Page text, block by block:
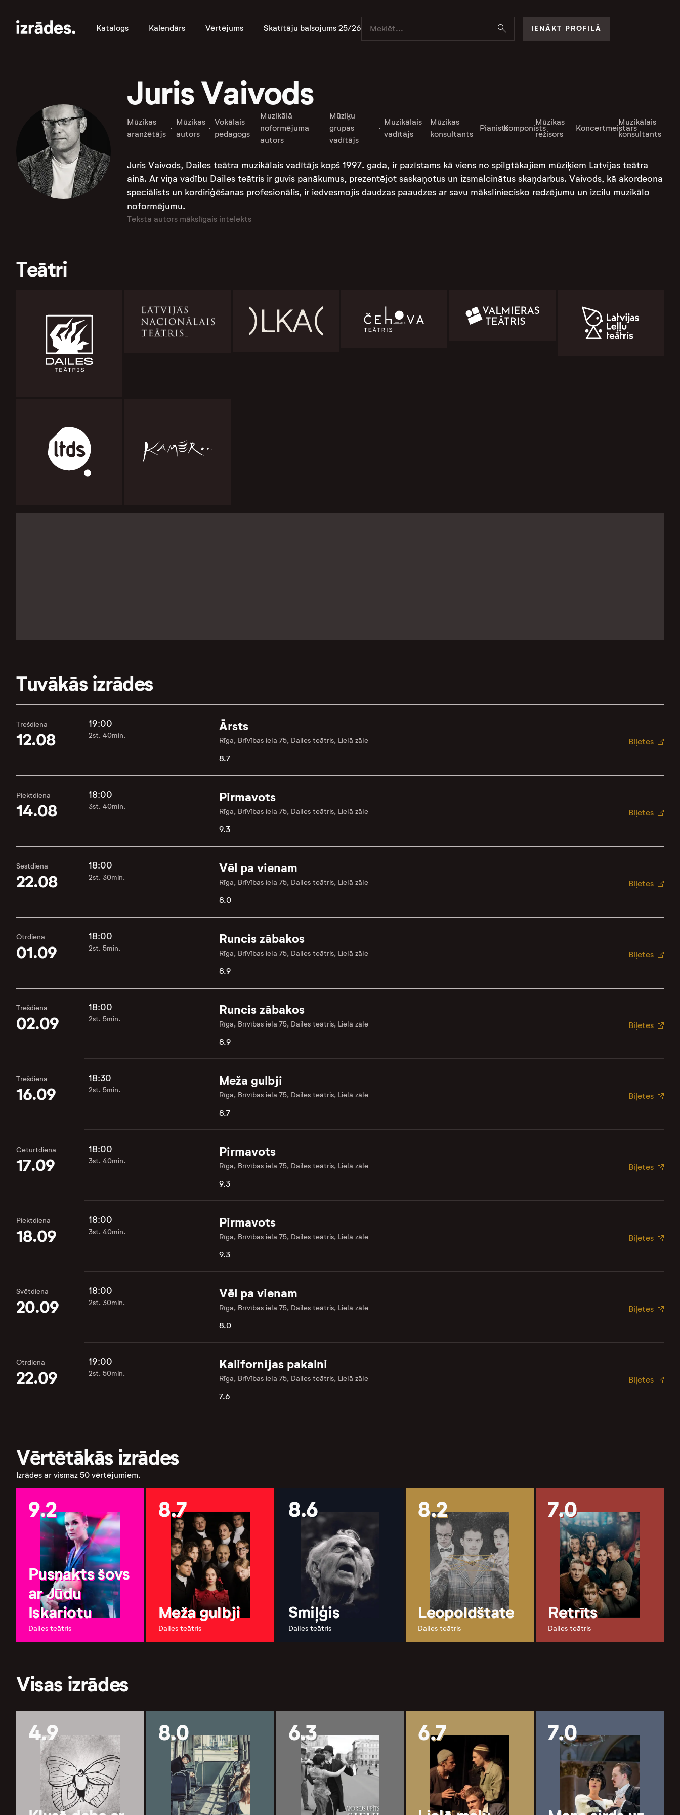
Katalogs Kalendārs Vērtējums Skatītāju balsojums 25/26 IENĀKT PROFILĀ
Juris Vaivods
Mūzikas
aranžētājs
Mūzikas
autors
Vokālais
pedagogs
Muzikālā
noformējuma
autors
Mūziķu
grupas
vadītājs
Muzikālais
vadītājs
Mūzikas
konsultants
PianistsKomponists
Mūzikas
režisors
Koncertmeistars
Muzikālais
konsultants
Juris Vaivods, Dailes teātra muzikālais vadītājs kopš 1997. gada, ir pazīstams kā viens no spilgtākajiem mūziķiem Latvijas teātra
ainā. Ar viņa vadību Dailes teātris ir guvis panākumus, prezentējot saskaņotus un izsmalcinātus skaņdarbus. Vaivods, kā akordeona
speciālists un kordiriģēšanas profesionālis, ir iedvesmojis daudzas paaudzes ar savu māksliniecisko redzējumu un izcilu muzikālo
noformējumu​​​​​​​​.
Teksta autors mākslīgais intelekts
Teātri
Tuvākās izrādes
Trešdiena
12.08
19:00
2st. 40min.
Ārsts
Rīga, Brīvības iela 75, Dailes teātris, Lielā zāle
8.7
Biļetes
Piektdiena
14.08
18:00
3st. 40min.
Pirmavots
Rīga, Brīvības iela 75, Dailes teātris, Lielā zāle
9.3
Biļetes
Sestdiena
22.08
18:00
2st. 30min.
Vēl pa vienam
Rīga, Brīvības iela 75, Dailes teātris, Lielā zāle
8.0
Biļetes
Otrdiena
01.09
18:00
2st. 5min.
Runcis zābakos
Rīga, Brīvības iela 75, Dailes teātris, Lielā zāle
8.9
Biļetes
Trešdiena
02.09
18:00
2st. 5min.
Runcis zābakos
Rīga, Brīvības iela 75, Dailes teātris, Lielā zāle
8.9
Biļetes
Trešdiena
16.09
18:30
2st. 5min.
Meža gulbji
Rīga, Brīvības iela 75, Dailes teātris, Lielā zāle
8.7
Biļetes
Ceturtdiena
17.09
18:00
3st. 40min.
Pirmavots
Rīga, Brīvības iela 75, Dailes teātris, Lielā zāle
9.3
Biļetes
Piektdiena
18.09
18:00
3st. 40min.
Pirmavots
Rīga, Brīvības iela 75, Dailes teātris, Lielā zāle
9.3
Biļetes
Svētdiena
20.09
18:00
2st. 30min.
Vēl pa vienam
Rīga, Brīvības iela 75, Dailes teātris, Lielā zāle
8.0
Biļetes
Otrdiena
22.09
19:00
2st. 50min.
Kalifornijas pakalni
Rīga, Brīvības iela 75, Dailes teātris, Lielā zāle
7.6
Biļetes
Vērtētākās izrādes
Izrādes ar vismaz 50 vērtējumiem.
9.2
Pusnakts šovs
ar Jūdu
Iskariotu
Dailes teātris
8.7
Meža gulbji
Dailes teātris
8.6
Smiļģis
Dailes teātris
8.2
Leopoldštate
Dailes teātris
7.0
Retrīts
Dailes teātris
Visas izrādes
4.9
8.0 6.3 6.7 7.0